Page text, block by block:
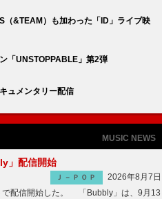
（&TEAM）も加わった「ID」ライブ映
「UNSTOPPABLE」第2弾
ュメンタリー配信
MUSIC NEWS
」配信開始
Ｊ－ＰＯＰ
2026年8月7日
配信開始した。 「Bubbly」は、9月13